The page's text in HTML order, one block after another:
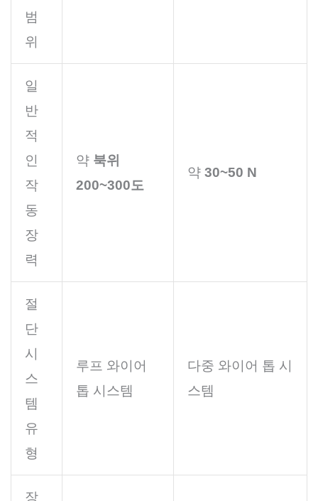
범
위
일
반
적
인
작
동
장
력
약 북위
200~300도
약30~50 N
절
단
시
스
템
유
형
루프 와이어
톱 시스템
다중 와이어 톱 시
스템
장